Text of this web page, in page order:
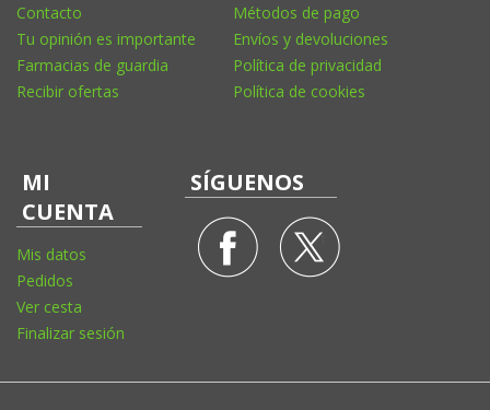
Contacto
Tu opinión es importante
Farmacias de guardia
Recibir ofertas
Métodos de pago
Envíos y devoluciones
Política de privacidad
Política de cookies
MI
CUENTA
Mis datos
Pedidos
Ver cesta
Finalizar sesión
SÍGUENOS